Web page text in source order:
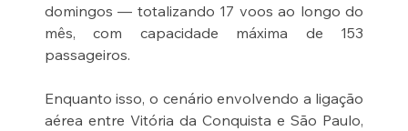
domingos — totalizando 17 voos ao longo do
mês, com capacidade máxima de 153
passageiros.
Enquanto isso, o cenário envolvendo a ligação
aérea entre Vitória da Conquista e São Paulo,